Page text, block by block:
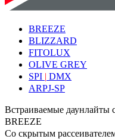
BREEZE
BLIZZARD
FITOLUX
OLIVE GREY
SPI | DMX
ARPJ-SP
Встраиваемые даунлайты
BREEZE
Со скрытым